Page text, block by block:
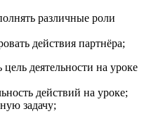
различные роли
действия партнёра;
деятельности на уроке
действий на уроке;
задачу;